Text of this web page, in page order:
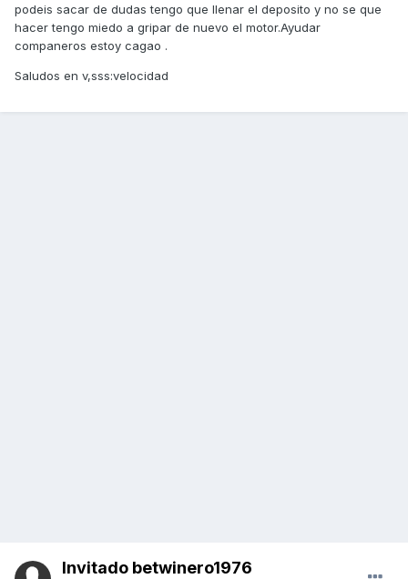
podeis sacar de dudas tengo que llenar el deposito y no se que
hacer tengo miedo a gripar de nuevo el motor.Ayudar
companeros estoy cagao .
Saludos en v,sss:velocidad
Invitado betwinero1976